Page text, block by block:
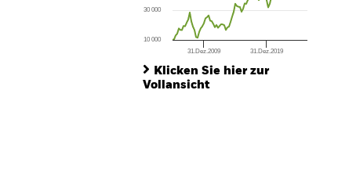
31.Dez.2009 31.Dez.2019
10 000
30 000
Klicken Sie hier zur
Vollansicht